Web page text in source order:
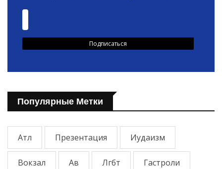
Популярные Метки
Атл Презентация Иудаизм
Вокзал Ав Лгбт Гастроли